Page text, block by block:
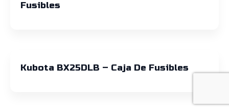
Fusibles
Kubota BX25DLB – Caja De Fusibles